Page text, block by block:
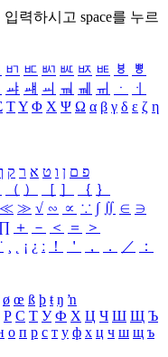
입력하시고 space를 누르
ㅲ ㅳ ㅴ ㅵ ㅶ ㅷ ㅸ
ㅹ
ㆇ ㆈ ㆉ ㆊ ㆋ ㆌ ㆍ
ㆎ
ΤΥ Φ Χ Ψ Ω α β γ δ ε ζ η
פ ם ן ו ט א ר ק
（ ） ［ ］ ｛ ｝
≪ ≫ √ ∽ ∝ ∵ ∫ ∬ ∈ ∋
∏ ＋ － ＜ ＝
＞
˙ ¸ ¡ ¿ ː ！ ＇ ， ． ／
：
ø œ ß þ ŧ ŋ ŉ
Р С Т У Ф Х Ц Ч Ш Щ Ъ
о п р с т у ф х ц ч ш щ ъ